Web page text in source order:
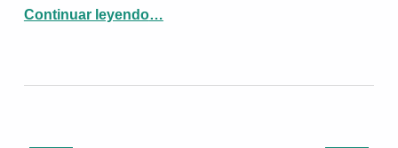
Continuar leyendo“Nuevos servicios disponibles para los socios de Aspaym Granada”
…